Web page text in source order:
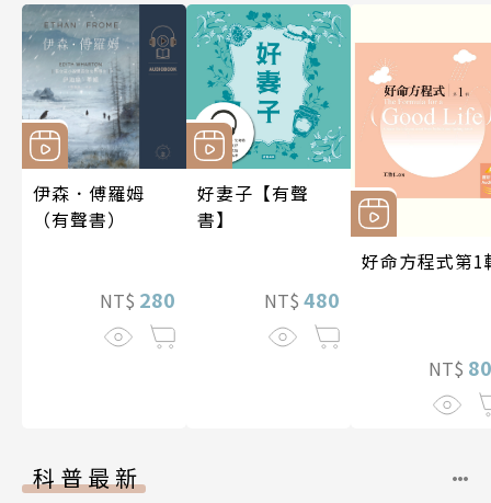
伊森．傅羅姆
（有聲書）
NT$ 280
好妻子【有聲
書】
NT$ 480
好命方程式第1
NT$
科普最新